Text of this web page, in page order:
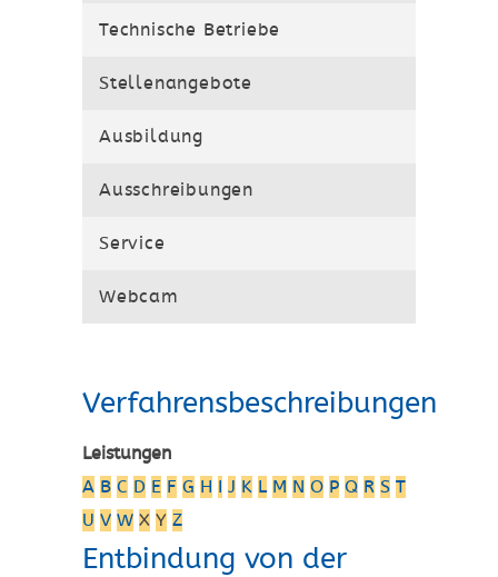
Technische Betriebe
Stellenangebote
Ausbildung
Ausschreibungen
Service
Webcam
Verfahrensbeschreibungen
Leistungen
A B C D E F G H I J K L M N O P Q R S T
U V W X Y Z
Entbindung von der